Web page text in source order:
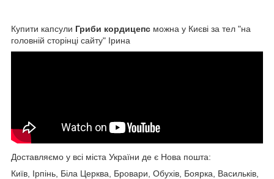
Купити капсули Гриби кордицепс можна у Києві за тел "на
головній сторінці сайту" Ірина
Доставляємо у всі міста України де є Нова пошта:
Київ, Ірпінь, Біла Церква, Бровари, Обухів, Боярка, Васильків,